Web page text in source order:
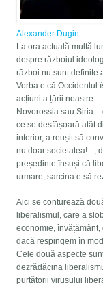
Alexander Dugin
La ora actuală multă
despre războiul
război nu sunt definite
Vorba e că Occidentul
acțiuni a țării noastre
Novorossia sau Siria
ce se desfășoară atât
interior, a reușit să
nu doar societatea! –,
președinte însuși că
urmare, sarcina e să
Aici se conturează
liberalismul, care a
economie,
dacă respingem în
Cele două aspecte
dezrădăcina
purtătorii virusului